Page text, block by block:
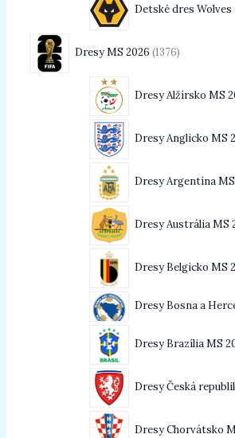
Detské dres Wolves
Dresy MS 2026 1376
Dresy Alžírsko MS
Dresy Anglicko MS
Dresy Argentína
Dresy Austrália MS
Dresy Belgicko MS
Dresy Bosna a
Dresy Brazília MS
Dresy Česká
Dresy Chorvátsko